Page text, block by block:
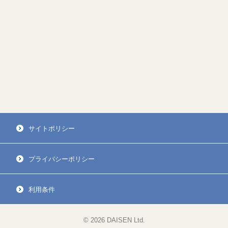
サイトポリシー
プライバシーポリシー
利用条件
© 2026 DAISEN Ltd.